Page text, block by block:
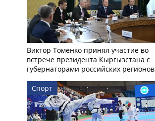
Виктор Томенко принял участие во
встрече президента Кыргызстана с
губернаторами российских регионов
Спорт